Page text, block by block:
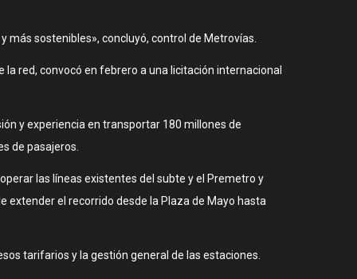
sostenibles», concluyó, control de Metrovías.
red, convocó en febrero a una licitación internacional
y experiencia en transportar 180 millones de
de pasajeros.
las líneas existentes del subte y el Premetro y
extender el recorrido desde la Plaza de Mayo hasta
tarifarios y la gestión general de las estaciones.